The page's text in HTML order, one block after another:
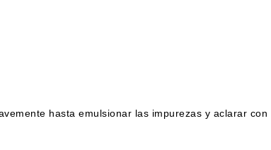
hasta emulsionar las impurezas y aclarar con